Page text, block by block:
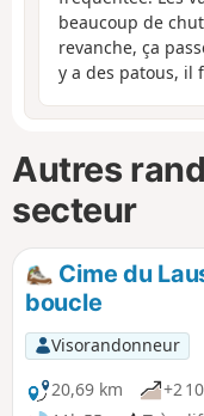
beaucoup de
revanche, ça
y a des patous, il
Autres
secteur
Cime du
boucle
Visorandonneur
20,69 km
+2